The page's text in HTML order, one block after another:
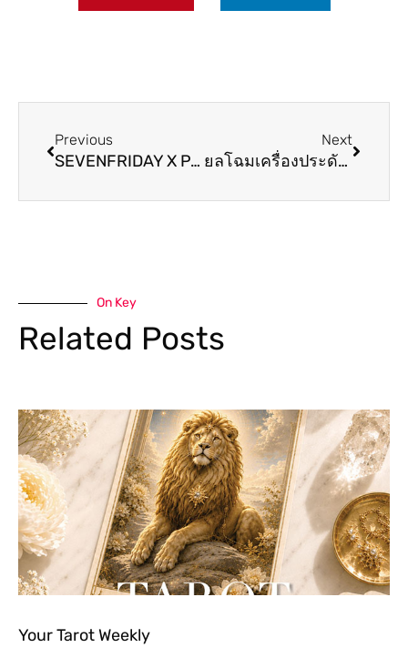
Previous
SEVENFRIDAY X PAPA DON’T PREACH
Next
ยลโฉมเครื่องประดับเพชรจากคาร์เทียร์ที่คิมเบอร์ลี่ แอน โวลเทมัส สวมใส่ในพิธีวิวาห์
On Key
Related Posts
Your Tarot Weekly